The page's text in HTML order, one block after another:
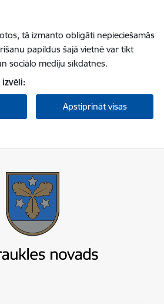
tā izmanto obligāti nepieciešamās
papildus šajā vietnē var tikt
sociālo mediju sīkdatnes.
izvēli:
Apstiprināt visas